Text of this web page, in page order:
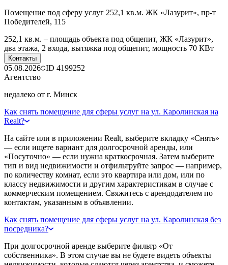
Помещение под сферу услуг 252,1 кв.м. ЖК «Лазурит», пр-т
Победителей, 115
252,1 кв.м. – площадь объекта под общепит, ЖК «Лазурит»,
два этажа, 2 входа, вытяжка под общепит, мощность 70 КВт
Контакты
05.08.2026 ID 4199252
Агентство
недалеко от г. Минск
Как снять помещение для сферы услуг на ул. Каролинская на
Realt?
На сайте или в приложении Realt, выберите вкладку «Снять»
— если ищете вариант для долгосрочной аренды, или
«Посуточно» — если нужна краткосрочная. Затем выберите
тип и вид недвижимости и отфильтруйте запрос — например,
по количеству комнат, если это квартира или дом, или по
классу недвижимости и другим характеристикам в случае с
коммерческим помещением. Свяжитесь с арендодателем по
контактам, указанным в объявлении.
Как снять помещение для сферы услуг на ул. Каролинская без
посредника?
При долгосрочной аренде выберите фильтр «От
собственника». В этом случае вы не будете видеть объекты